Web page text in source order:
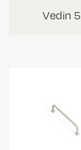
Vedin